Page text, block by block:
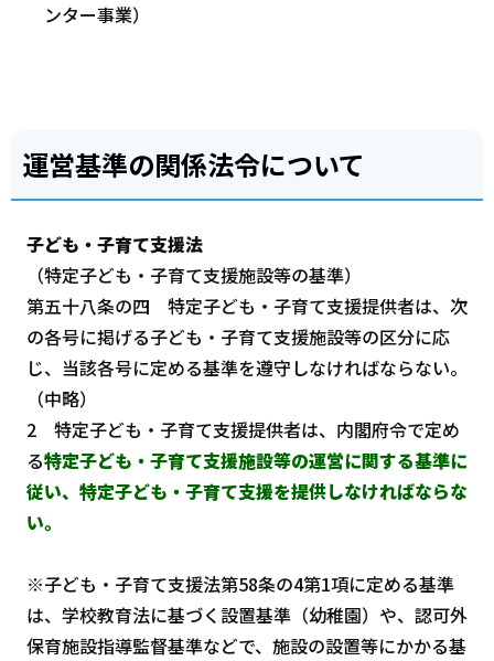
ンター事業）
運営基準の関係法令について
子ども・子育て支援法
（特定子ども・子育て支援施設等の基準）
第五十八条の四 特定子ども・子育て支援提供者は、次
の各号に掲げる子ども・子育て支援施設等の区分に応
じ、当該各号に定める基準を遵守しなければならない。
（中略）
2 特定子ども・子育て支援提供者は、内閣府令で定め
る特定子ども・子育て支援施設等の運営に関する基準に
従い、特定子ども・子育て支援を提供しなければならな
い。
※子ども・子育て支援法第58条の4第1項に定める基準
は、学校教育法に基づく設置基準（幼稚園）や、認可外
保育施設指導監督基準などで、施設の設置等にかかる基